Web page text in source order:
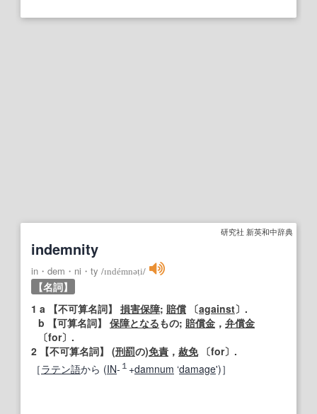
研究社 新英和中辞典
indemnity
in・dem・ni・ty /ɪndémnəṭi/
【名詞】
1 a 【不可算名詞】 損害保障; 賠償 〔against〕.
b
【可算名詞】 保障となるもの; 賠償金 ， 弁償金
〔for〕.
2 【不可算名詞】 (刑罰の)免責 ， 赦免〔for〕.
［ラテン語から (IN‐ １ +damnum ‘damage')］